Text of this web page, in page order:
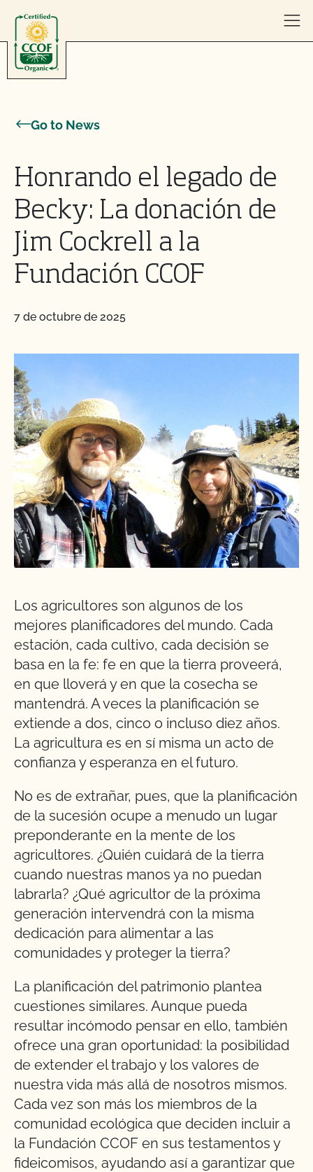
Go to News
Honrando el legado de
Becky: La donación de
Jim Cockrell a la
Fundación CCOF
7 de octubre de 2025
Los agricultores son algunos de los
mejores planificadores del mundo. Cada
estación, cada cultivo, cada decisión se
basa en la fe: fe en que la tierra proveerá,
en que lloverá y en que la cosecha se
mantendrá. A veces la planificación se
extiende a dos, cinco o incluso diez años.
La agricultura es en sí misma un acto de
confianza y esperanza en el futuro.
No es de extrañar, pues, que la planificación
de la sucesión ocupe a menudo un lugar
preponderante en la mente de los
agricultores. ¿Quién cuidará de la tierra
cuando nuestras manos ya no puedan
labrarla? ¿Qué agricultor de la próxima
generación intervendrá con la misma
dedicación para alimentar a las
comunidades y proteger la tierra?
La planificación del patrimonio plantea
cuestiones similares. Aunque pueda
resultar incómodo pensar en ello, también
ofrece una gran oportunidad: la posibilidad
de extender el trabajo y los valores de
nuestra vida más allá de nosotros mismos.
Cada vez son más los miembros de la
comunidad ecológica que deciden incluir a
la Fundación CCOF en sus testamentos y
fideicomisos, ayudando así a garantizar que